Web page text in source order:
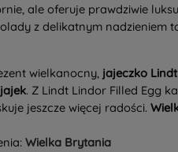
ale oferuje prawdziwie
z delikatnym nadzieniem
wielkanocny, jajeczko
. Z Lindt Lindor Filled Egg
jeszcze więcej radości.
Wielka Brytania